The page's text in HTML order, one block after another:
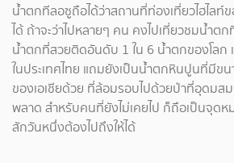
น้ำตกทีลอซูถือได้ว่าสถานที่ท่องเที่ยวไฮไลท์
ได้ ถ้าจะว่าไปหลายๆ คน คงไปเที่ยวชมน้ำต
น้ำตกที่สวยติดอันดับ 1 ใน 6 น้ำตกของโลก
ในประเทศไทย แถมยังเป็นน้ำตกหินปูนที่มีข
ของเอเชียด้วย ที่ล้อมรอบไปด้วยป่าที่อุดมส
พลาด สำหรับคนที่ยังไม่เคยไป ก็ถือเป็นจุดห
สักวันหนึ่งต้องไปถึงให้ได้